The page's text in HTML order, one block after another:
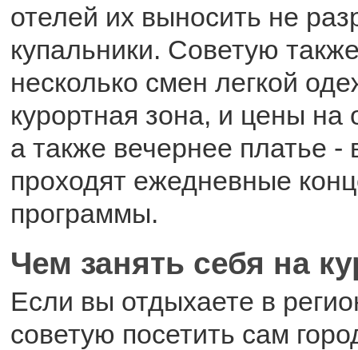
отелей их выносить не
купальники. Советую
несколько смен легкой
курортная зона, и цены на
а также вечернее платье -
проходят ежедневные
программы.
Чем занять себя на
Если вы отдыхаете в
советую посетить сам